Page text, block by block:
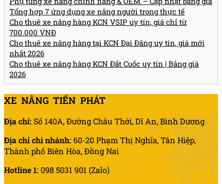
Tổng hợp 7 ứng dụng xe nâng người trong thực tế
Cho thuê xe nâng hàng KCN VSIP uy tín, giá chỉ từ
700.000 VNĐ
Cho thuê xe nâng hàng tại KCN Đại Đăng uy tín, giá mới
nhất 2026
Cho thuê xe nâng hàng KCN Đất Cuốc uy tín | Bảng giá
2026
XE NÂNG TIẾN PHÁT
Địa chỉ: Số 140A, Đường Châu Thới, Dĩ An, Bình Dương
Địa chỉ chi nhánh: 60-20 Phạm Thị Nghĩa, Tân Hiệp,
Thành phố Biên Hòa, Đồng Nai
Hotline 1: 098 5031 901 (Zalo)